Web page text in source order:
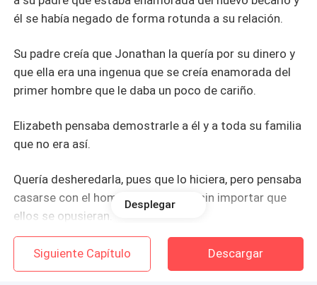
él se había negado de forma rotunda a su relación.
Su padre creía que Jonathan la quería por su dinero y
que ella era una ingenua que se creía enamorada del
primer hombre que le daba un poco de cariño.
Elizabeth pensaba demostrarle a él y a toda su familia
que no era así.
Quería desheredarla, pues que lo hiciera, pero pensaba
casarse con el hombre que amaba sin importar que
ellos se opusieran.
Desde el momento en que le dijo a su pareja que se
escaparía para casarse con él, Jonathan había
Desplegar
Siguiente Capítulo Descargar